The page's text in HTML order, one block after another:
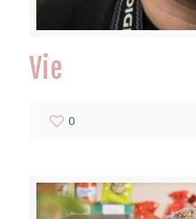
Vie
0